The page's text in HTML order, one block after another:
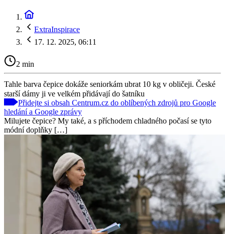
ExtraInspirace
17. 12. 2025, 06:11
2 min
Tahle barva čepice dokáže seniorkám ubrat 10 kg v obličeji. České
starší dámy ji ve velkém přidávají do šatníku
Přidejte si obsah Centrum.cz do oblíbených zdrojů pro Google
hledání a Google zprávy
Milujete čepice? My také, a s příchodem chladného počasí se tyto
módní doplňky […]